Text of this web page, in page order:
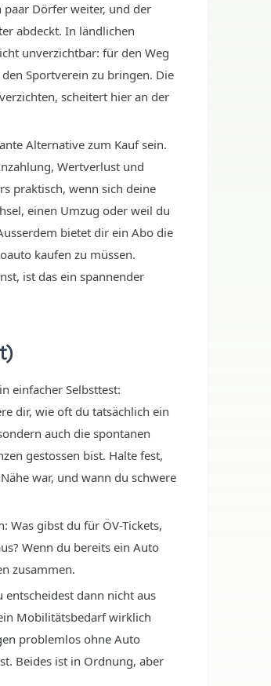
Dörfer weiter, und der
abdeckt. In ländlichen
unverzichtbar: für den Weg
Sportverein zu bringen. Die
scheitert hier an der
Alternative zum Kauf sein.
Wertverlust und
praktisch, wenn sich deine
einen Umzug oder weil du
bietet dir ein Abo die
kaufen zu müssen.
ist das ein spannender
einfacher Selbsttest:
dir, wie oft du tatsächlich ein
auch die spontanen
gestossen bist. Halte fest,
war, und wann du schwere
Was gibst du für ÖV-Tickets,
Wenn du bereits ein Auto
zusammen.
entscheidest dann nicht aus
Mobilitätsbedarf wirklich
problemlos ohne Auto
Beides ist in Ordnung, aber